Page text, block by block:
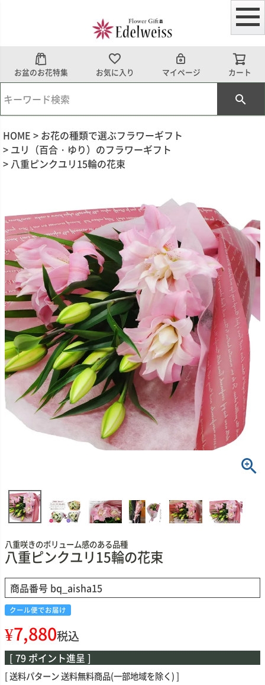
お盆のお花特集 お気に入り マイページ カート
HOME
お花の種類で選ぶフラワーギフト
ユリ（百合・ゆり）のフラワーギフト
八重ピンクユリ15輪の花束
八重咲きのボリューム感のある品種
八重ピンクユリ15輪の花束
商品番号 bq_aisha15
クール便でお届け
¥7,880税込
[ 79 ポイント進呈 ]
送料パターン送料無料商品(一部地域を除く)